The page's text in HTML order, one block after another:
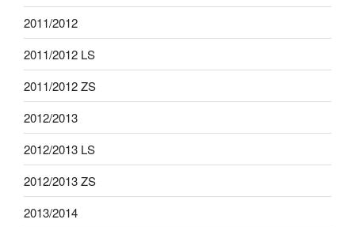
2011/2012
2011/2012 LS
2011/2012 ZS
2012/2013
2012/2013 LS
2012/2013 ZS
2013/2014